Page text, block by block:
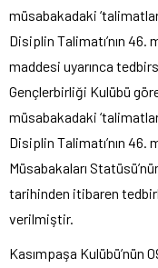
müsabakadaki
Disiplin Talimatı’nın 46.
maddesi uyarınca
Gençlerbirliği Kulübü
müsabakadaki
Disiplin Talimatı’nın
Müsabakaları
tarihinden itibaren
verilmiştir.
Kasımpaşa Kulübü’nün